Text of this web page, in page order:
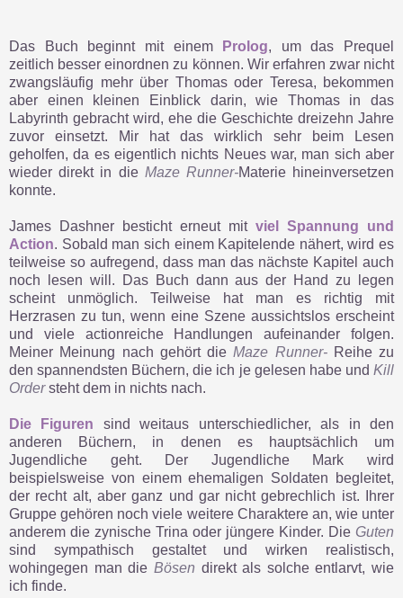
Das Buch beginnt mit einem Prolog, um das Prequel
zeitlich besser einordnen zu können. Wir erfahren zwar nicht
zwangsläufig mehr über Thomas oder Teresa, bekommen
aber einen kleinen Einblick darin, wie Thomas in das
Labyrinth gebracht wird, ehe die Geschichte dreizehn Jahre
zuvor einsetzt. Mir hat das wirklich sehr beim Lesen
geholfen, da es eigentlich nichts Neues war, man sich aber
wieder direkt in die Maze Runner-Materie hineinversetzen
konnte.
James Dashner besticht erneut mit viel Spannung und
Action. Sobald man sich einem Kapitelende nähert, wird es
teilweise so aufregend, dass man das nächste Kapitel auch
noch lesen will. Das Buch dann aus der Hand zu legen
scheint unmöglich. Teilweise hat man es richtig mit
Herzrasen zu tun, wenn eine Szene aussichtslos erscheint
und viele actionreiche Handlungen aufeinander folgen.
Meiner Meinung nach gehört dieMaze Runner-Reihe zu
den spannendsten Büchern, die ich je gelesen habe und Kill
Ordersteht dem in nichts nach.
Die Figuren sind weitaus unterschiedlicher, als in den
anderen Büchern, in denen es hauptsächlich um
Jugendliche geht. Der Jugendliche Mark wird
beispielsweise von einem ehemaligen Soldaten begleitet,
der recht alt, aber ganz und gar nicht gebrechlich ist. Ihrer
Gruppe gehören noch viele weitere Charaktere an, wie unter
anderem die zynische Trina oder jüngere Kinder. Die Guten
sind sympathisch gestaltet und wirken realistisch,
wohingegen man die Bösen direkt als solche entlarvt, wie
ich finde.